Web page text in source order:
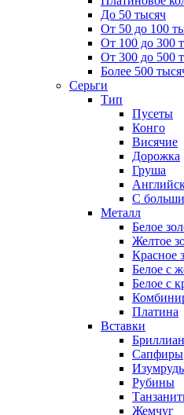
До 50 тысяч
От 50 до 100
От 100 до 300
От 300 до 500
Более 500
Серьги
Тип
Пусеты
Конго
Висячие
Дорожка
Груша
С
Металл
Белое
Желтое
Красное
Белое с
Белое с
Платина
Вставки
Сапфиры
Рубины
Жемчуг